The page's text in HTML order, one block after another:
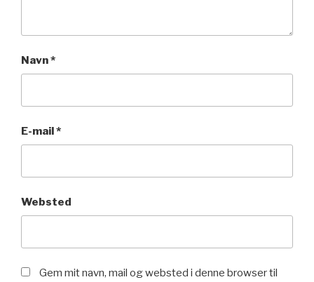
Navn*
E-mail*
Websted
Gem mit navn, mail og websted i denne browser til